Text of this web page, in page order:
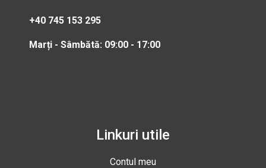
+40 745 153 295
Marți - Sâmbătă: 09:00 - 17:00
Linkuri utile
Contul meu